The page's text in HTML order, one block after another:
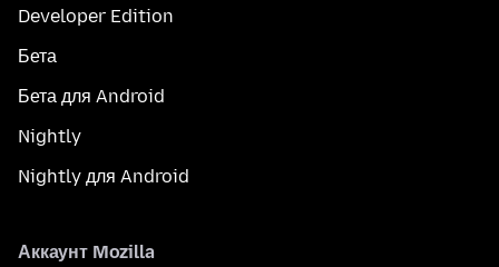
Developer Edition
Бета
Бета для Android
Nightly
Nightly для Android
Аккаунт Mozilla